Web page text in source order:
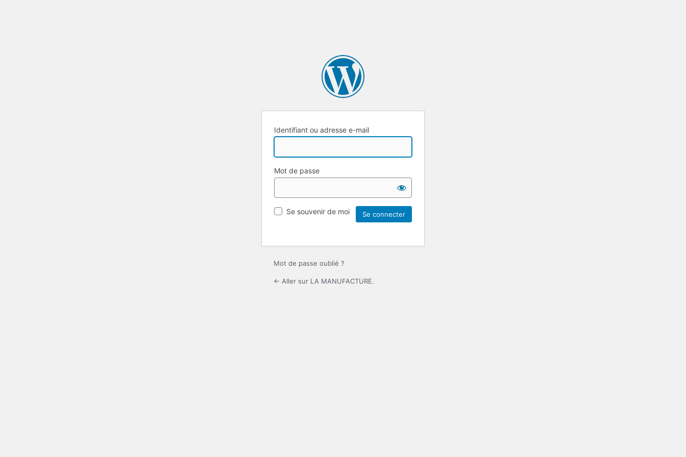
Identifiant ou adresse e-mail
Mot de passe
Se souvenir de moi
Mot de passe oublié ?
← Aller sur LA MANUFACTURE.